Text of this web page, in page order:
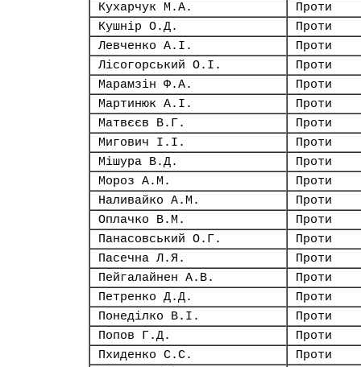
Кухарчук М.А.
Проти
Кушнір О.Д.
Проти
Левченко А.І.
Проти
Лісогорський О.І.
Проти
Марамзін Ф.А.
Проти
Мартинюк А.І.
Проти
Матвєєв В.Г.
Проти
Мигович І.І.
Проти
Мішура В.Д.
Проти
Мороз А.М.
Проти
Наливайко А.М.
Проти
Оплачко В.М.
Проти
Панасовський О.Г.
Проти
Пасечна Л.Я.
Проти
Пейгалайнен А.В.
Проти
Петренко Д.Д.
Проти
Понеділко В.І.
Проти
Попов Г.Д.
Проти
Пхиденко С.С.
Проти